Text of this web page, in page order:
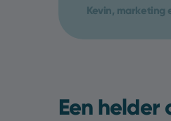
Kevin, marketing
Een